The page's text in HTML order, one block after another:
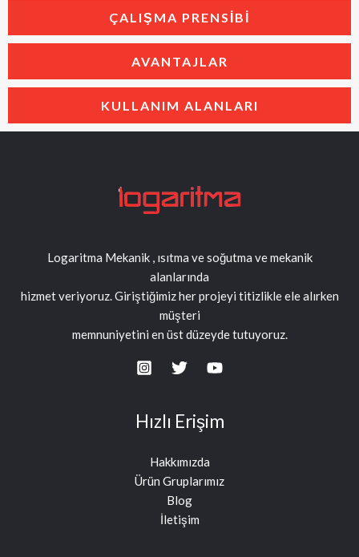
ÇALIŞMA PRENSIBI
AVANTAJLAR
KULLANIM ALANLARI
Logaritma Mekanik , ısıtma ve soğutma ve mekanik
alanlarında
hizmet veriyoruz. Giriştiğimiz her projeyi titizlikle ele alırken
müşteri
memnuniyetini en üst düzeyde tutuyoruz.
Hızlı Erişim
Hakkımızda
Ürün Gruplarımız
Blog
İletişim